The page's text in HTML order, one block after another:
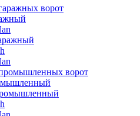
ворот
ворот